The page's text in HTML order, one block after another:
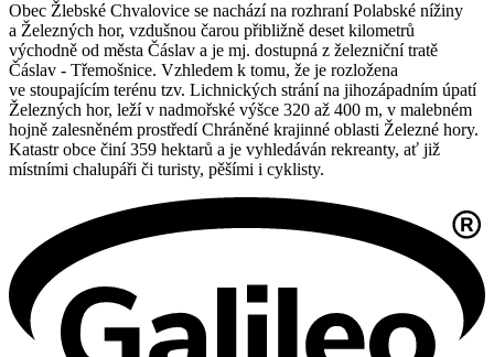
Obec Žlebské Chvalovice se nachází na rozhraní Polabské nížiny
a Železných hor, vzdušnou čarou přibližně deset kilometrů
východně od města Čáslav a je mj. dostupná z železniční tratě
Čáslav - Třemošnice. Vzhledem k tomu, že je rozložena
ve stoupajícím terénu tzv. Lichnických strání na jihozápadním úpatí
Železných hor, leží v nadmořské výšce 320 až 400 m, v malebném
hojně zalesněném prostředí Chráněné krajinné oblasti Železné hory.
Katastr obce činí 359 hektarů a je vyhledáván rekreanty, ať již
místními chalupáři či turisty, pěšími i cyklisty.